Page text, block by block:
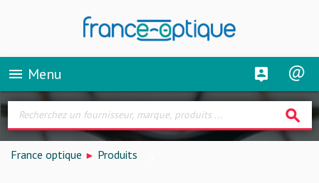
menu Menu
search
France optique Produits